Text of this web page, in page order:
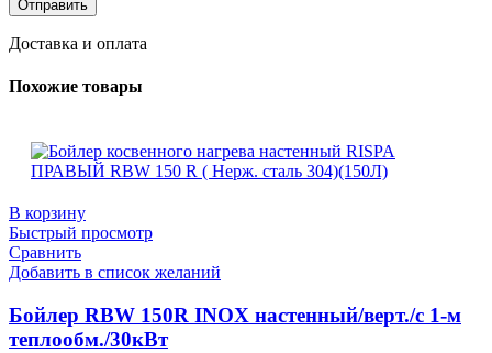
Доставка и оплата
Похожие товары
В корзину
Быстрый просмотр
Сравнить
Добавить в список желаний
Бойлер RBW 150R INOX настенный/верт./с 1-м
теплообм./30кВт